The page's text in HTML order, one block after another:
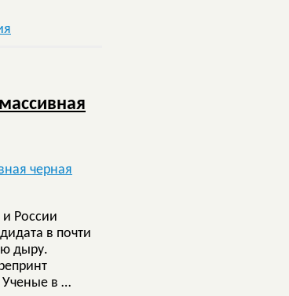
России
в почти
дыру.
Ученые в …